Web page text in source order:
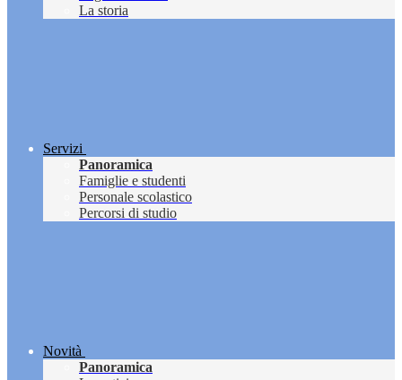
La storia
Servizi
Panoramica
Famiglie e studenti
Personale scolastico
Percorsi di studio
Novità
Panoramica